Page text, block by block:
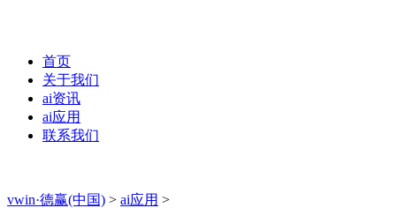
首页
关于我们
ai资讯
ai应用
联系我们
vwin·德赢(中国) > ai应用 >